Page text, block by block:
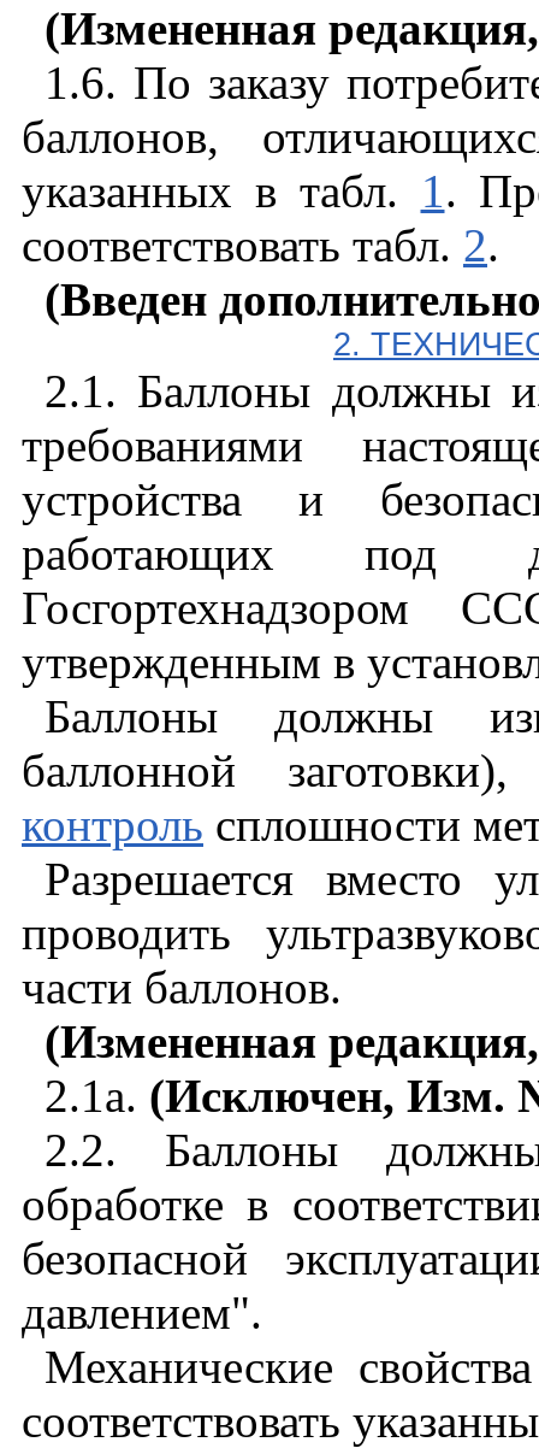
(Измененная
1.6. По заказу
баллонов,
указанных в табл. 1.
соответствовать табл. 2.
(Введен
2.
2.1. Баллоны должны
требованиями
устройства и
работающих под
Госгортехнадзором
утвержденным в
Баллоны должны
баллонной
контроль сплошности
Разрешается вместо
проводить
части баллонов.
(Измененная
2.1a. (Исключен, Изм.
2.2. Баллоны
обработке в
безопасной
давлением".
Механические
соответствовать